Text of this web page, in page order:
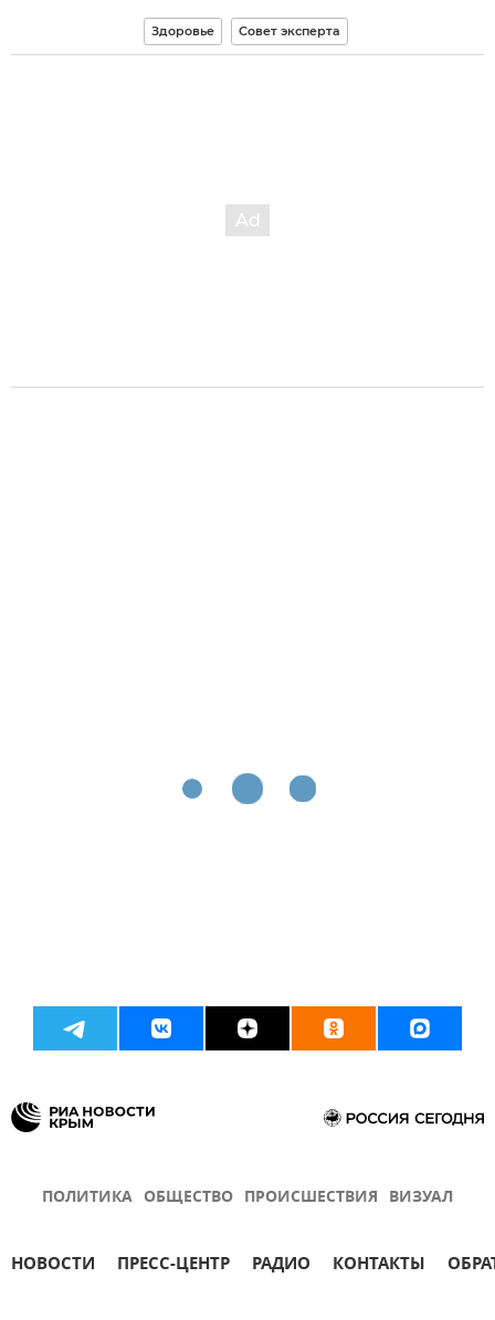
Здоровье Совет эксперта
ПОЛИТИКА ОБЩЕСТВО ПРОИСШЕСТВИЯ ВИЗУАЛ
НОВОСТИ ПРЕСС-ЦЕНТР РАДИО КОНТАКТЫ